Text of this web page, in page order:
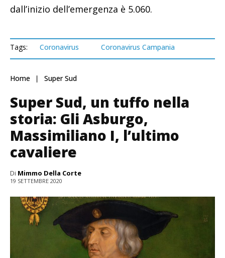
dall’inizio dell’emergenza è 5.060.
Tags: Coronavirus Coronavirus Campania
Home Super Sud
Super Sud, un tuffo nella
storia: Gli Asburgo,
Massimiliano I, l’ultimo
cavaliere
Di Mimmo Della Corte
19 SETTEMBRE 2020